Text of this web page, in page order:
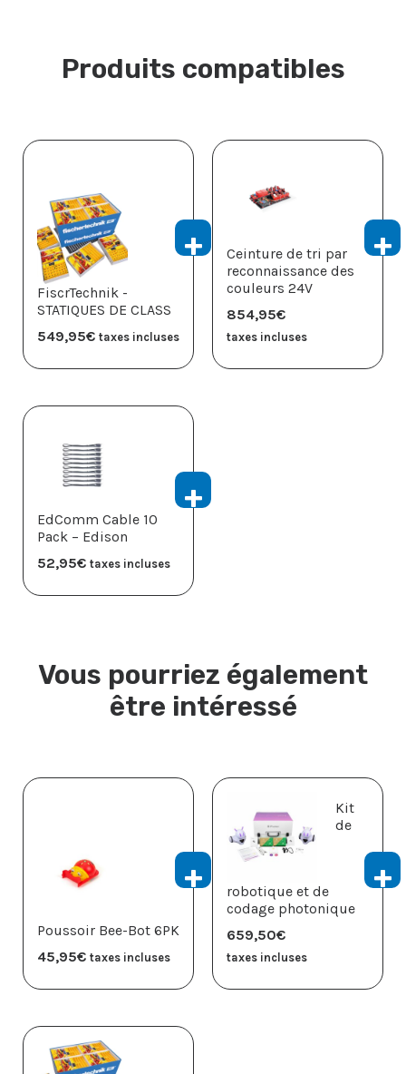
Produits compatibles
FiscrTechnik -
STATIQUES DE CLASS
549,95€ taxes incluses
Ceinture de tri par
reconnaissance des
couleurs 24V
854,95€
taxes incluses
EdComm Cable 10
Pack – Edison
52,95€ taxes incluses
Vous pourriez également
être intéressé
Poussoir Bee-Bot 6PK
45,95€ taxes incluses
Kit
de
robotique et de
codage photonique
659,50€
taxes incluses